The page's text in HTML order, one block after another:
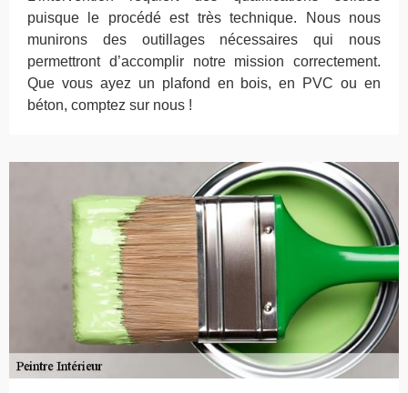
puisque le procédé est très technique. Nous nous
munirons des outillages nécessaires qui nous
permettront d’accomplir notre mission correctement.
Que vous ayez un plafond en bois, en PVC ou en
béton, comptez sur nous !